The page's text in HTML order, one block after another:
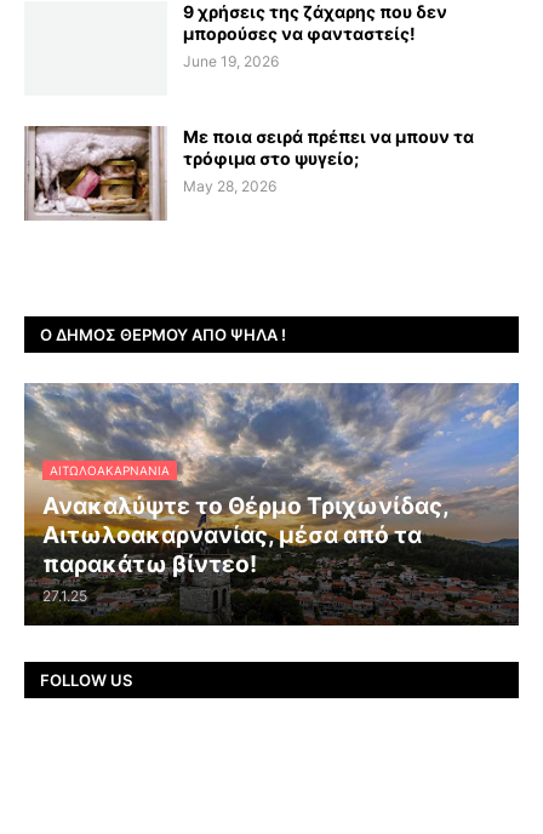
9 χρήσεις της ζάχαρης που δεν
μπορούσες να φανταστείς!
June 19, 2026
Με ποια σειρά πρέπει να μπουν τα
τρόφιμα στο ψυγείο;
May 28, 2026
Ο ΔΉΜΟΣ ΘΈΡΜΟΥ ΑΠΌ ΨΗΛΆ !
ΑΙΤΩΛΟΑΚΑΡΝΑΝΊΑ
Ανακαλύψτε το Θέρμο Τριχωνίδας,
Αιτωλοακαρνανίας, μέσα από τα
παρακάτω βίντεο!
27.1.25
FOLLOW US